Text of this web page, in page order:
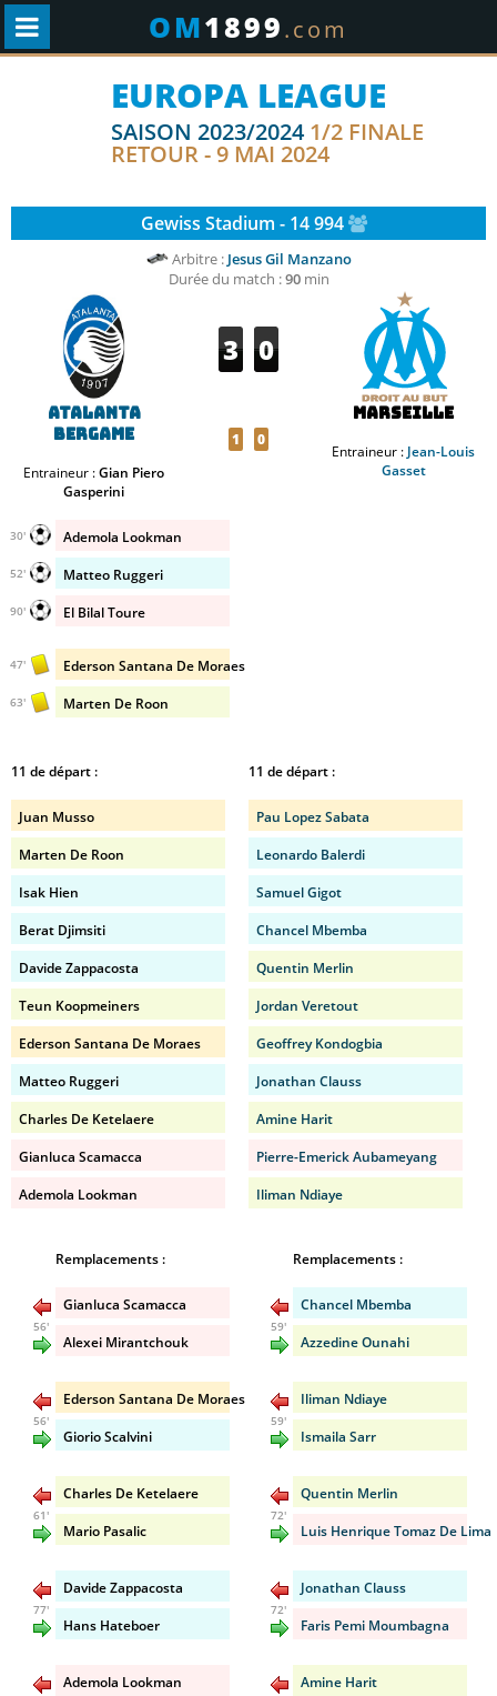
OM1899.com
EUROPA LEAGUE
SAISON 2023/2024 1/2 FINALE
RETOUR - 9 MAI 2024
Gewiss Stadium - 14 994
Arbitre : Jesus Gil Manzano
Durée du match :90min
Atalanta
Bergame
Entraineur :Gian Piero
Gasperini
3 0
1 0
Marseille
Entraineur : Jean-Louis
Gasset
Ademola Lookman
30'
Matteo Ruggeri
52'
El Bilal Toure
90'
Ederson Santana De Moraes
47'
Marten De Roon
63'
11 de départ :
Juan Musso
Marten De Roon
Isak Hien
Berat Djimsiti
Davide Zappacosta
Teun Koopmeiners
Ederson Santana De Moraes
Matteo Ruggeri
Charles De Ketelaere
Gianluca Scamacca
Ademola Lookman
11 de départ :
Pau Lopez Sabata
Leonardo Balerdi
Samuel Gigot
Chancel Mbemba
Quentin Merlin
Jordan Veretout
Geoffrey Kondogbia
Jonathan Clauss
Amine Harit
Pierre-Emerick Aubameyang
Iliman Ndiaye
Remplacements :
Gianluca Scamacca
56'
Alexei Mirantchouk
Ederson Santana De Moraes
56'
Giorio Scalvini
Charles De Ketelaere
61'
Mario Pasalic
Davide Zappacosta
77'
Hans Hateboer
Ademola Lookman
Remplacements :
Chancel Mbemba
59'
Azzedine Ounahi
Iliman Ndiaye
59'
Ismaila Sarr
Quentin Merlin
72'
Luis Henrique Tomaz De Lima
Jonathan Clauss
72'
Faris Pemi Moumbagna
Amine Harit